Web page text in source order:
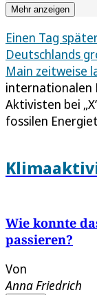
Mehr anzeigen
Einen Tag
Deutschlands
Main zeitweise
internationalen
Aktivisten bei
fossilen
Wie konnte
passieren?
Von
Anna Friedrich